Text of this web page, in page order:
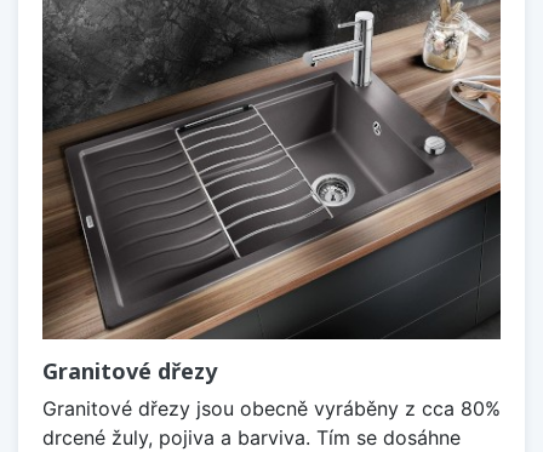
Granitové dřezy
Granitové dřezy jsou obecně vyráběny z cca 80%
drcené žuly, pojiva a barviva. Tím se dosáhne